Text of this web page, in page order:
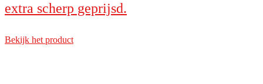
extra scherp geprijsd.
Bekijk het product